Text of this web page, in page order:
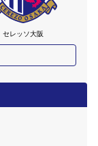
セレッソ大阪